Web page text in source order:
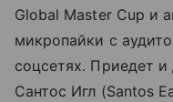
Global Master Cup и
микропайки с
соцсетях. Приедет
Сантос Игл (Santos